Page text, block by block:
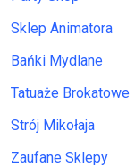
Sklep Animatora
Bańki Mydlane
Tatuaże Brokatowe
Strój Mikołaja
Zaufane Sklepy